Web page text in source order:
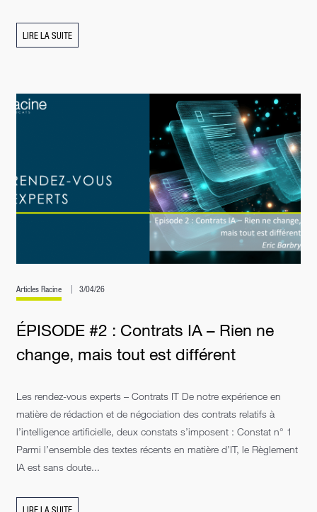
LIRE LA SUITE
Articles Racine 3/04/26
ÉPISODE #2 : Contrats IA – Rien ne
change, mais tout est différent
Les rendez-vous experts – Contrats IT De notre expérience en
matière de rédaction et de négociation des contrats relatifs à
l’intelligence artificielle, deux constats s’imposent : Constat n° 1
Parmi l’ensemble des textes récents en matière d’IT, le Règlement
IA est sans doute...